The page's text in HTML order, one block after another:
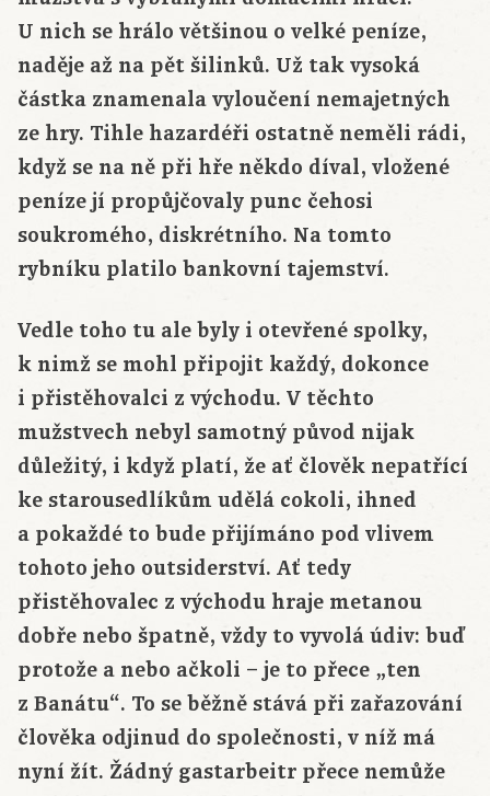
U nich se hrálo většinou o velké peníze,
naděje až na pět šilinků. Už tak vysoká
částka znamenala vyloučení nemajetných
ze hry. Tihle hazardéři ostatně neměli rádi,
když se na ně při hře někdo díval, vložené
peníze jí propůjčovaly punc čehosi
soukromého, diskrétního. Na tomto
rybníku platilo bankovní tajemství.
Vedle toho tu ale byly i otevřené spolky,
k nimž se mohl připojit každý, dokonce
i přistěhovalci z východu. V těchto
mužstvech nebyl samotný původ nijak
důležitý, i když platí, že ať člověk nepatřící
ke starousedlíkům udělá cokoli, ihned
a pokaždé to bude přijímáno pod vlivem
tohoto jeho outsiderství. Ať tedy
přistěhovalec z východu hraje metanou
dobře nebo špatně, vždy to vyvolá údiv: buď
protože a nebo ačkoli – je to přece „ten
z Banátu“. To se běžně stává při zařazování
člověka odjinud do společnosti, v níž má
nyní žít. Žádný gastarbeitr přece nemůže